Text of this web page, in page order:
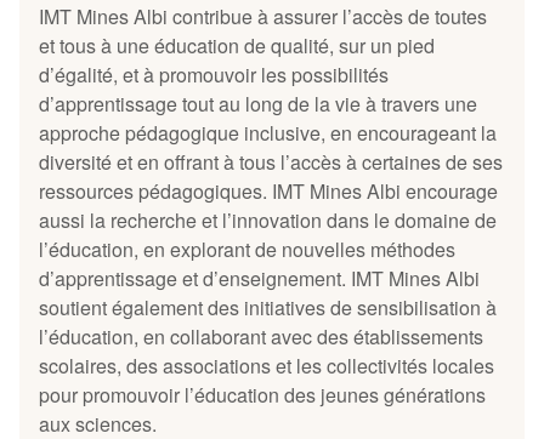
IMT Mines Albi contribue à assurer l’accès de toutes
et tous à une éducation de qualité, sur un pied
d’égalité, et à promouvoir les possibilités
d’apprentissage tout au long de la vie à travers une
approche pédagogique inclusive, en encourageant la
diversité et en offrant à tous l’accès à certaines de ses
ressources pédagogiques. IMT Mines Albi encourage
aussi la recherche et l’innovation dans le domaine de
l’éducation, en explorant de nouvelles méthodes
d’apprentissage et d’enseignement. IMT Mines Albi
soutient également des initiatives de sensibilisation à
l’éducation, en collaborant avec des établissements
scolaires, des associations et les collectivités locales
pour promouvoir l’éducation des jeunes générations
aux sciences.